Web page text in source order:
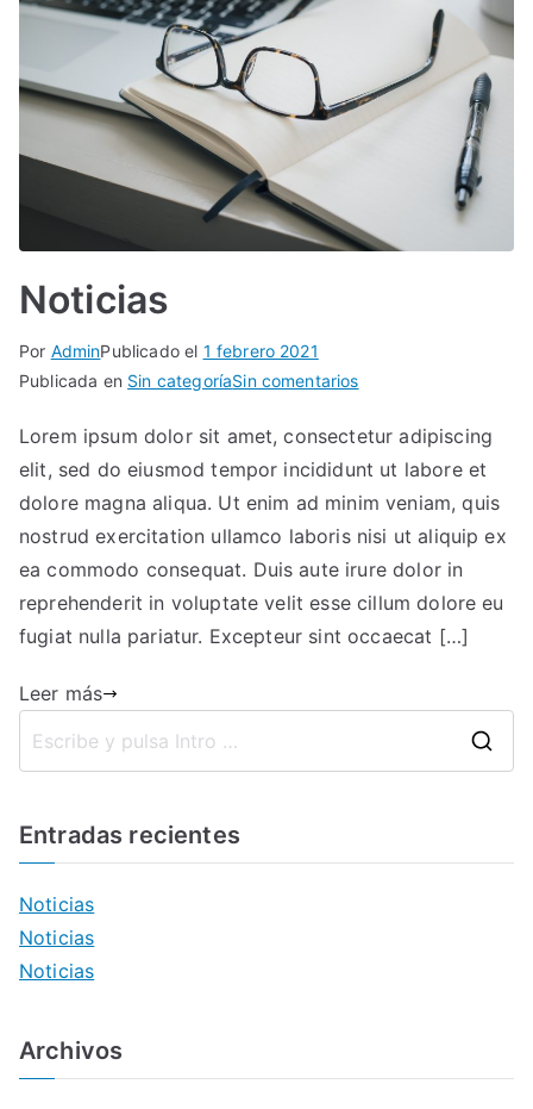
Noticias
Por AdminPublicado el 1 febrero 2021
Publicada en Sin categoríaSin comentarios
Lorem ipsum dolor sit amet, consectetur adipiscing
elit, sed do eiusmod tempor incididunt ut labore et
dolore magna aliqua. Ut enim ad minim veniam, quis
nostrud exercitation ullamco laboris nisi ut aliquip ex
ea commodo consequat. Duis aute irure dolor in
reprehenderit in voluptate velit esse cillum dolore eu
fugiat nulla pariatur. Excepteur sint occaecat […]
Leer más
Entradas recientes
Noticias
Noticias
Noticias
Archivos